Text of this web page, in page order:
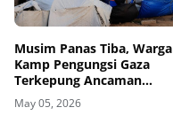
Musim Panas Tiba, Warga
Kamp Pengungsi Gaza
Terkepung Ancaman
Penyakit Kulit
May 05, 2026